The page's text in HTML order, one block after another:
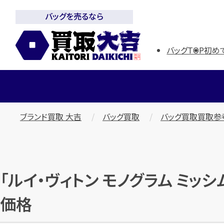
バッグを売るなら
バッグTOP初め
ブランド買取 大吉 バッグ買取 バッグ買取買取
「ルイ・ヴィトン モノグラム ミ
価格